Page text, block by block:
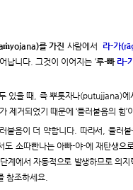
를 가진 사람에서 라-가
납니다. 그것이 이어지는 ‘루-빠 라-
있을 때, 즉 뿌툿자나(putujjana)
거되었기 때문에 ‘들러붙음의 힘’
음이 더 약합니다. 따라서, 들러붙
도 소따빤나는 아빠-야-에 재탄생으
계에서 자동적으로 발생하므로 의
참조하세요.